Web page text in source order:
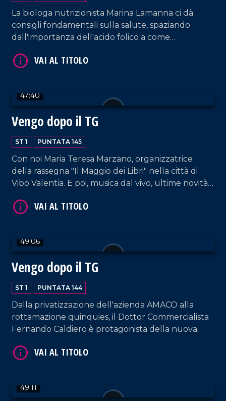
La biologa nutrizionista Marina Lamanna ci dà
consigli fondamentali sulla salute, spaziando
dall'importanza dell'acido folico a come
dal nostro salotto.
47:40
Vengo dopo il TG
ST 1 PUNTATA 145
Con noi Maria Teresa Marzano, organizzatrice
della rassegna "Il Maggio dei Libri" nella città di
Vibo Valentia. E poi, musica dal vivo, ultime novità
salotto pomeridiano.
49:06
Vengo dopo il TG
ST 1 PUNTATA 144
Dalla privatizzazione dell'azienda AMACO alla
rottamazione quinquies, il Dottor Commercialista
Fernando Caldiero è protagonista della nuova
49:11
VAI AL TITOLO
VAI AL TITOLO